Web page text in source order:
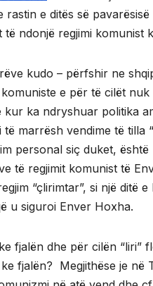
rastin e ditës së
të ndonjë regjimi komunist
kudo – përfshir ne
e për të cilët
kur ka ndryshuar politika
marrësh vendime të tilla
personal siç duket,
të regjimit komunist të
“çlirimtar”, si një ditë
u siguroi Enver Hoxha.
fjalën dhe për cilën
fjalën? Megjithëse je në